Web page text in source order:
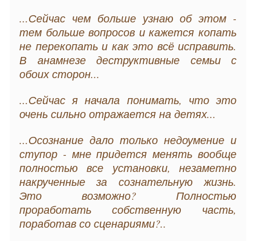
...Сейчас чем больше узнаю об этом -
тем больше вопросов и кажется копать
не перекопать и как это всё исправить.
В анамнезе деструктивные семьи с
обоих сторон...
...Сейчас я начала понимать, что это
очень сильно отражается на детях...
...Осознание дало только недоумение и
ступор - мне придется менять вообще
полностью все установки, незаметно
накрученные за сознательную жизнь.
Это возможно? Полностью
проработать собственную часть,
поработав со сценариями?..